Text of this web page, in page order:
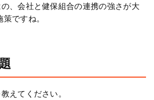
、会社と健保組合の連携の強さが大
ですね。
えてください。